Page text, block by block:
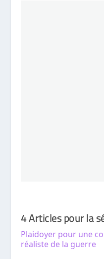
4 Articles pour la
Plaidoyer pour une
réaliste de la guerre